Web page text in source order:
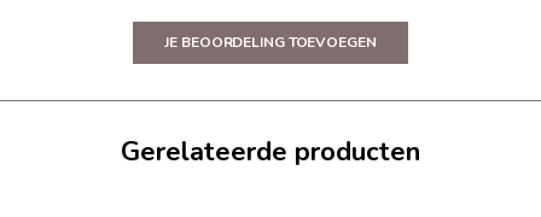
JE BEOORDELING TOEVOEGEN
Gerelateerde producten